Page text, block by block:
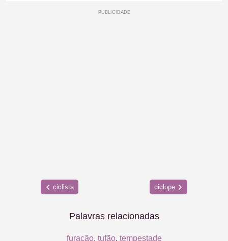
ciclista ciclope
Palavras relacionadas
furacão, tufão, tempestade